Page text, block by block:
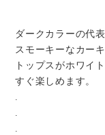
ダークカラーの代
スモーキーなカー
トップスがホワイ
すぐ楽しめます。
.
.
.